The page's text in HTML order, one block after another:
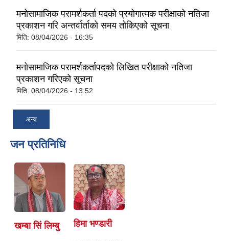
मनोसामाजिक परामर्शकर्ता पदको प्रयोगात्मक परीक्षाको नतिजा
प्रकाशन गरि अन्तर्वार्ताको समय तोकिएको सूचना
मिति: 08/04/2026 - 16:35
मनोसामाजिक परामर्शकर्तापदको लिखित परीक्षाको नतिजा
प्रकाशन गरिएको सूचना
मिति: 08/04/2026 - 13:52
अन्य
जन प्रतिनिधि
खम्बा सिं लिम्बु हिमा भण्डारी